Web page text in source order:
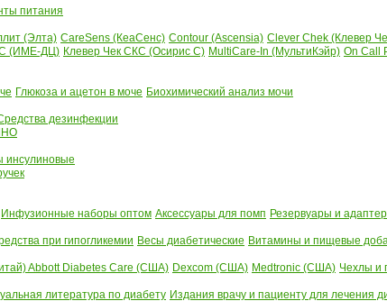
питания
(Элта) CareSens (КеаСенс) Contour (Ascensia) Clever Chek (Клевер
(ИМЕ-ДЦ) Клевер Чек СКС (Осирис С) MultiCare-In (МультиКэйр) On Call
Глюкоза и ацетон в моче Биохимический анализ мочи
дезинфекции
инсулиновые
Инфузионные наборы оптом Аксессуары для помп Резервуары и
при гипогликемии Весы диабетические Витамины и пищевые
Abbott Diabetes Care (США) Dexcom (США) Medtronic (США) Чехлы и
литература по диабету Издания врачу и пациенту для лечения